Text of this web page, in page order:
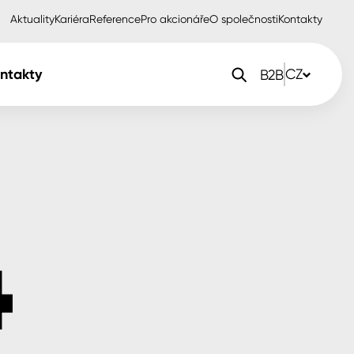
AktualityKariéraReferencePro akcionářeO společnostiKontakty
B2BCZ